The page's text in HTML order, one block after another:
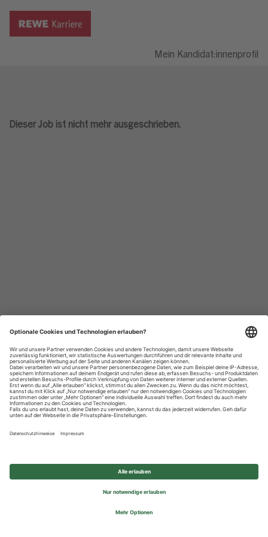
Mein Kandidat:innenprofil
Dieser Job ist nicht mehr ausgeschrieben.
Datenschutzhinweise
Impressum
Privatsphäre-Einstellungen
© 2026 REWE Group - All rights reserved